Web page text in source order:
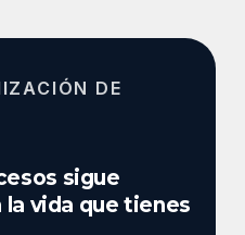
DE
sigue
la vida que tienes